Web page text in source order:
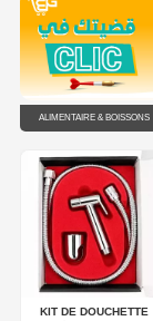
ALIMENTAIRE & BOISSONS
KIT DE DOUCHETTE